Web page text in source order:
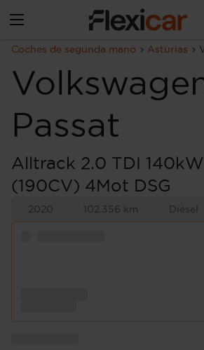
Coches de segunda mano Asturias
Passat
Alltrack 2.0 TDI 140kW
(190CV) 4Mot DSG
2020 102.356 km Diésel